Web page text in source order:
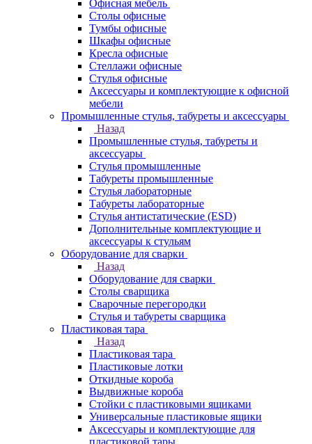
Офисная мебель
Столы офисные
Тумбы офисные
Шкафы офисные
Кресла офисные
Стеллажи офисные
Стулья офисные
Аксессуары и комплектующие к офисной
мебели
Промышленные стулья, табуреты и аксессуары
Назад
Промышленные стулья, табуреты и
аксессуары
Стулья промышленные
Табуреты промышленные
Стулья лабораторные
Табуреты лабораторные
Стулья антистатические (ESD)
Дополнительные комплектующие и
аксессуары к стульям
Оборудование для сварки
Назад
Оборудование для сварки
Столы сварщика
Сварочные перегородки
Стулья и табуреты сварщика
Пластиковая тара
Назад
Пластиковая тара
Пластиковые лотки
Откидные короба
Выдвижные короба
Стойки с пластиковыми ящиками
Универсальные пластиковые ящики
Аксессуары и комплектующие для
пластиковой тары